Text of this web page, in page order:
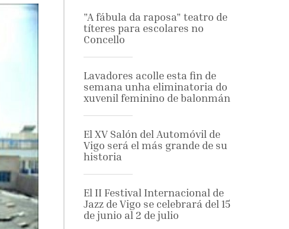
"A fábula da raposa" teatro de
títeres para escolares no
Concello
Lavadores acolle esta fin de
semana unha eliminatoria do
xuvenil feminino de balonmán
El XV Salón del Automóvil de
Vigo será el más grande de su
historia
El II Festival Internacional de
Jazz de Vigo se celebrará del 15
de junio al 2 de julio